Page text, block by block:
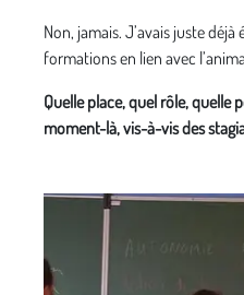
Non, jamais. J’avais juste
formations en lien avec
Quelle place, quel rôle, quelle
moment-là, vis-à-vis des